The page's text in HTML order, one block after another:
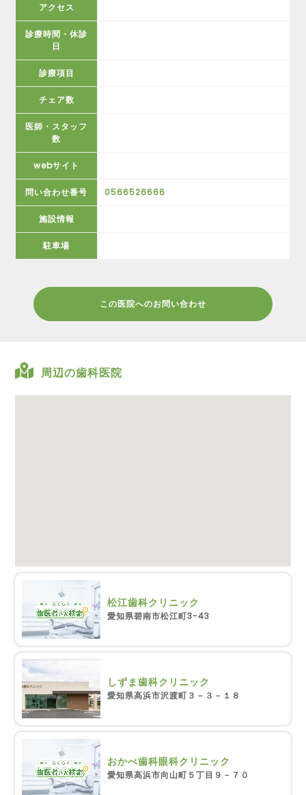
アクセス
診療時間・休診
日
診療項目
チェア数
医師・スタッフ
数
webサイト
問い合わせ番号 0566526666
施設情報
駐車場
この医院へのお問い合わせ
周辺の歯科医院
松江歯科クリニック
愛知県碧南市松江町3-43
しずま歯科クリニック
愛知県高浜市沢渡町３－３－１８
おかべ歯科眼科クリニック
愛知県高浜市向山町５丁目９－７０